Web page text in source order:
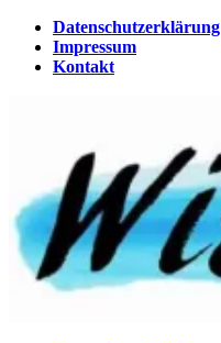
Zum
Inhalt
springen
Datenschutzerklärung
Impressum
Kontakt